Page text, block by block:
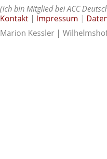
(Ich bin Mitglied bei ACC
Kontakt | Impressum |
Marion Kessler |